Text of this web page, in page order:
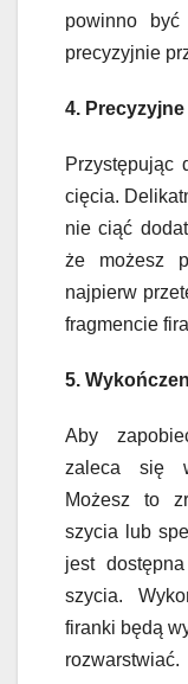
powinno
precyzyjnie
4.
Przystępując
cięcia.
nie ciąć
że możesz
najpierw
fragmencie
5.
Aby
zaleca się
Możesz to
szycia lub
jest
szycia.
firanki będą
rozwarstwiać.